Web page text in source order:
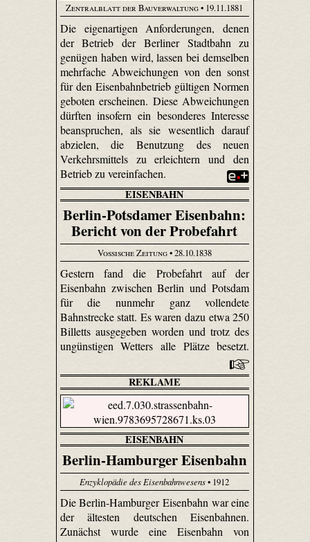
Zentralblatt der Bauverwaltung• 19.11.1881
Die eigenartigen Anforderungen, denen
der Betrieb der Berliner Stadtbahn zu
genügen haben wird, lassen bei demselben
mehrfache Abweichungen von den sonst
für den Eisenbahnbetrieb gültigen Normen
geboten erscheinen. Diese Abweichungen
dürften insofern ein besonderes Interesse
beanspruchen, als sie wesentlich darauf
abzielen, die Benutzung des neuen
Verkehrsmittels zu erleichtern und den
Betrieb zu vereinfachen.
EISENBAHN
Berlin-Potsdamer Eisenbahn:
Bericht von der Probefahrt
Vossische Zeitung• 28.10.1838
Gestern fand die Probefahrt auf der
Eisenbahn zwischen Berlin und Potsdam
für die nunmehr ganz vollendete
Bahnstrecke statt. Es waren dazu etwa 250
Billetts ausgegeben worden und trotz des
ungünstigen Wetters alle Plätze besetzt.
REKLAME
EISENBAHN
Berlin-Hamburger Eisenbahn
Enzyklopädie des Eisenbahnwesens• 1912
Die Berlin-Hamburger Eisenbahn war eine
der ältesten deutschen Eisenbahnen.
Zunächst wurde eine Eisenbahn von